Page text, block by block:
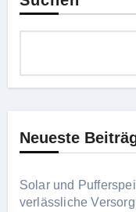
Neueste
Solar und
verlässliche